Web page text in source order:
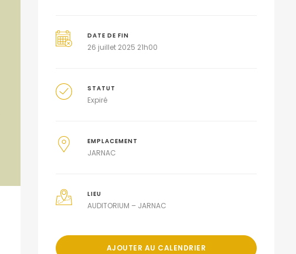
DATE DE FIN
26 juillet 2025 21h00
STATUT
Expiré
EMPLACEMENT
JARNAC
LIEU
AUDITORIUM – JARNAC
AJOUTER AU CALENDRIER